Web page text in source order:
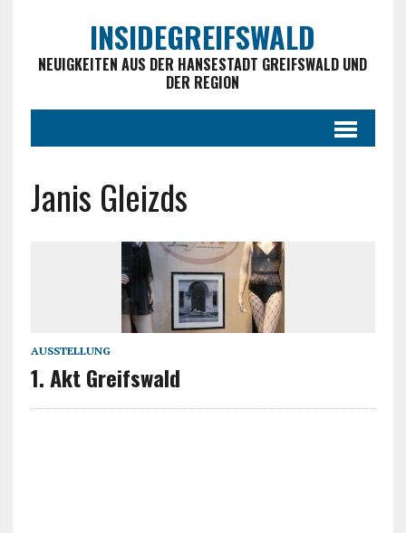
INSIDEGREIFSWALD
NEUIGKEITEN AUS DER HANSESTADT GREIFSWALD UND
DER REGION
Janis Gleizds
AUSSTELLUNG
1. Akt Greifswald